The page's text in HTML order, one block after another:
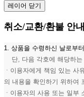
레이어 닫기
취소/교환/환불 안내
1. 상품을 수령하신 날로부
단, 다음 각호에 해당하는
ㆍ이용자에게 책임 있는
의 내용을 확인하기 위하여
ㆍ이용자의 사용 또는 일부